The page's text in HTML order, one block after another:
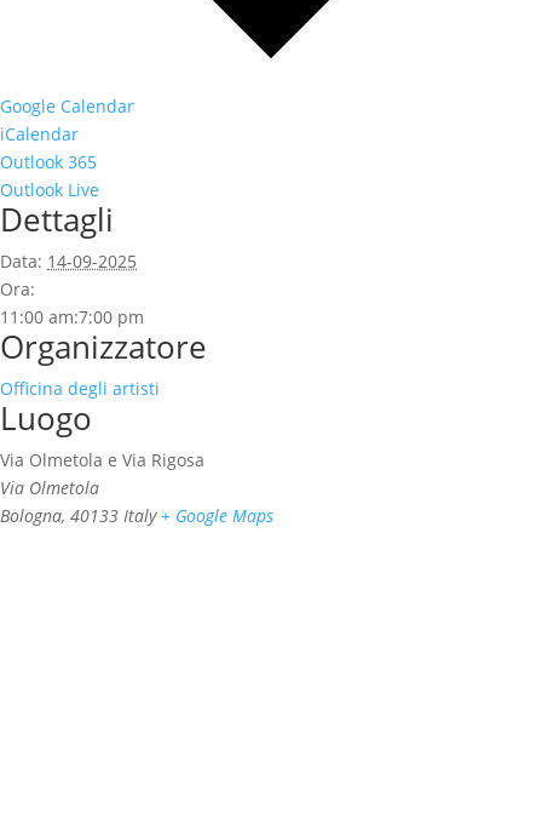
Google Calendar
iCalendar
Outlook 365
Outlook Live
Dettagli
Data: 14-09-2025
Ora:
11:00 am:7:00 pm
Organizzatore
Officina degli artisti
Luogo
Via Olmetola e Via Rigosa
Via Olmetola
Bologna, 40133 Italy + Google Maps